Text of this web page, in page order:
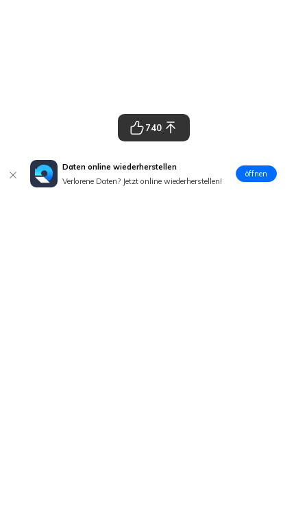
Daten online wiederherstellen
Verlorene Daten? Jetzt online wiederherstellen!
öffnen
740